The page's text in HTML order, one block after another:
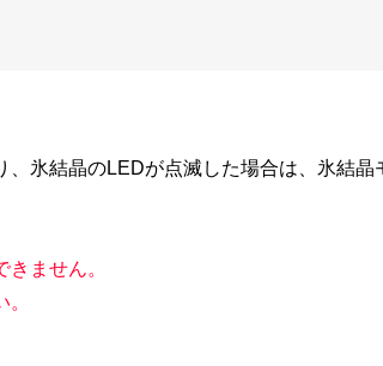
氷結晶のLEDが点滅した場合は、氷結晶
ません。